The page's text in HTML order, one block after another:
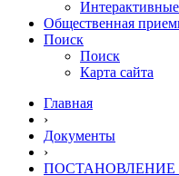
Общественная
Поиск
Поиск
Карта сайта
Главная
›
Документы
›
ПОСТАНОВЛЕНИЕ